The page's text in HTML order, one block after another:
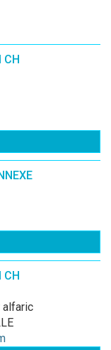
CH
CH
alfaric